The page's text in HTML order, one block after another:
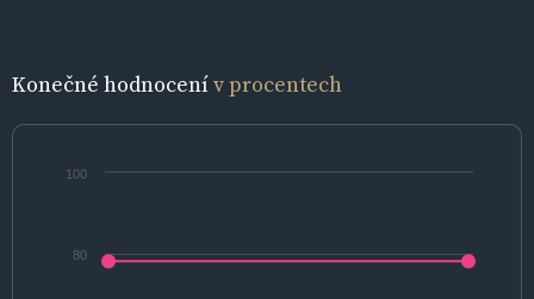
Konečné hodnocenív procentech
80
100